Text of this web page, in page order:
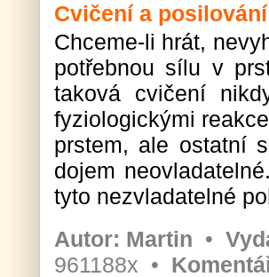
Cvičení a
Chceme-li hrát,
potřebnou sílu v
taková cvičení
fyziologickými
prstem, ale ostatní
dojem
tyto nezvladatelné
Autor: Martin •
961188x •